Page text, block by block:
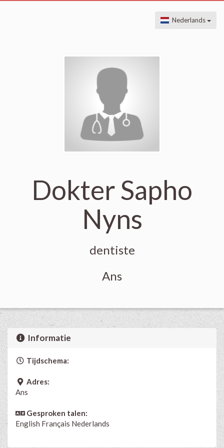
Nederlands
Dokter Sapho
Nyns
dentiste
Ans
Informatie
Tijdschema:
Adres:
Ans
Gesproken talen:
English Français Nederlands